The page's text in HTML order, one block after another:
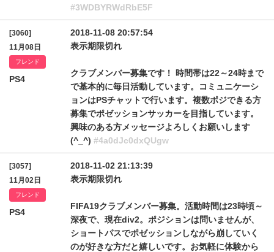
#3WDBYRWdRbE5F
[3060]
11月08日
フレンド
PS4
2018-11-08 20:57:54
表示期限切れ
クラブメンバー募集です！ 時間帯は22～24時まで
で基本的に毎日活動しています。コミュニケーシ
ョンはPSチャットで行います。複数ポジできる方
募集でポゼッションサッカーを目指しています。
興味のある方メッセージよろしくお願いします
(^_^) #4a0dJc0dxQUgw
[3057]
11月02日
フレンド
PS4
2018-11-02 21:13:39
表示期限切れ
FIFA19クラブメンバー募集。活動時間は23時頃～
深夜で、現在div2。ポジションは問いませんが、
ショートパスでポゼッションしながら崩していく
のが好きな方だと嬉しいです。お気軽に体験から